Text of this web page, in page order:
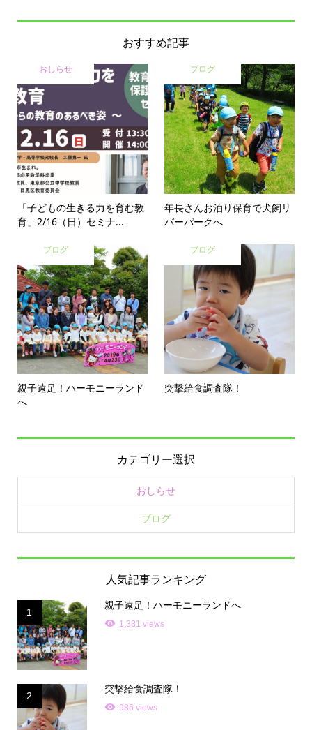
おすすめ記事
おしらせ
「子どもの生きる力を育む教
育」2/16（日）セミナ...
ブログ
年長さんお泊り保育で犬飼リ
バーパークへ
ブログ
親子遠足！ハーモニーランド
へ
ブログ
突撃給食調査隊！
カテゴリー選択
おしらせ
ブログ
人気記事ランキング
1
親子遠足！ハーモニーランドへ
1,331 views
2
突撃給食調査隊！
986 views